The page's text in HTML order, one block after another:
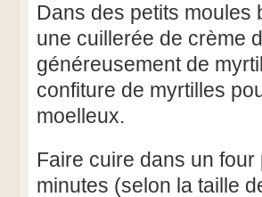
Dans des petits
une cuillerée de crème
généreusement de
confiture de myrtilles
moelleux.
Faire cuire dans un
minutes (selon la taille